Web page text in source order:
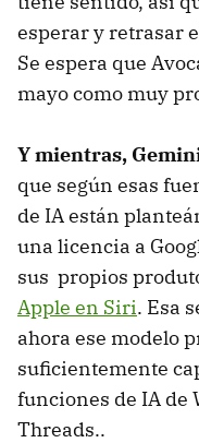
esperar y retrasar
Se espera que
mayo como muy
Y mientras,
que según esas
de IA están
una licencia a
sus propios
Apple en Siri. Esa
ahora ese modelo
suficientemente
funciones de IA de
Threads..